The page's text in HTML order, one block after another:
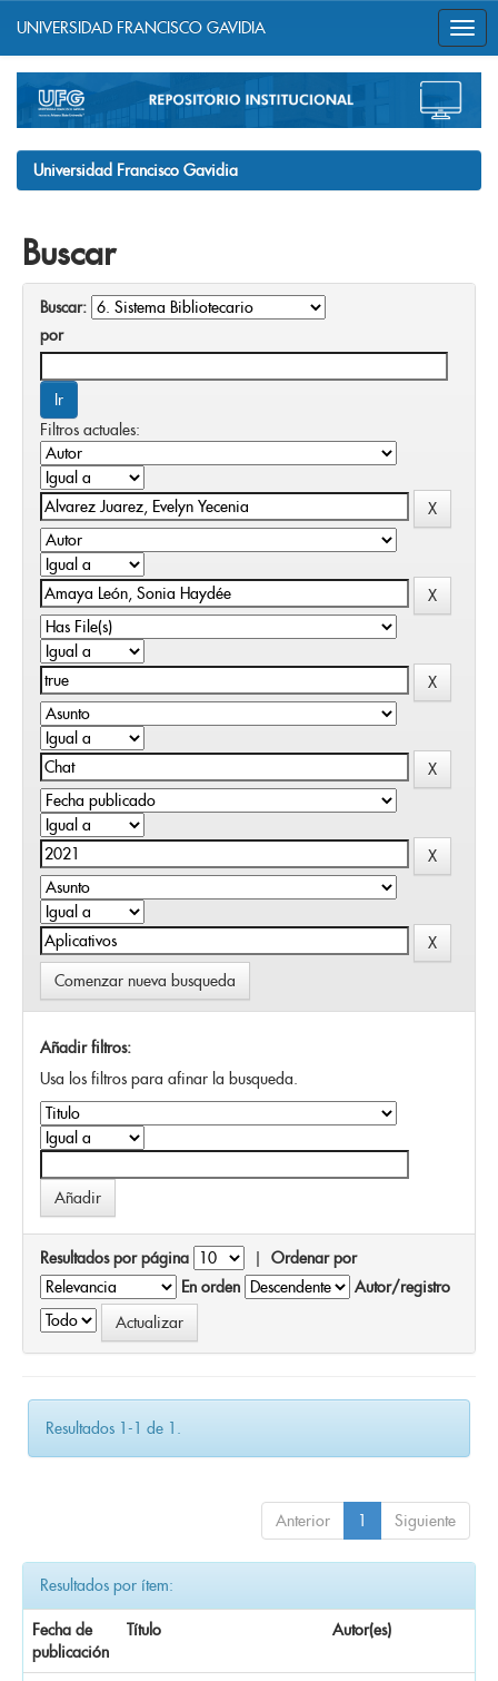
navigation
UNIVERSIDAD FRANCISCO GAVIDIA
Universidad Francisco Gavidia
Buscar
Buscar:
por
Filtros actuales:
Comenzar nueva busqueda
Añadir filtros:
Usa los filtros para afinar la busqueda.
Resultados por página | Ordenar por
En orden
Autor/registro
Resultados 1-1 de 1.
Anterior 1 Siguiente
Resultados por ítem:
Fecha de
publicación
Título Autor(es)